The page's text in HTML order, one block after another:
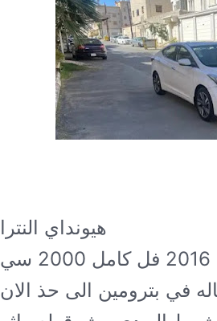
هيونداي النترا GLS 2016 قير اوتماتيك بنزين الممشى:
النترا 2016 فل كامل 2000 سي
في بترومين الى حذ الان